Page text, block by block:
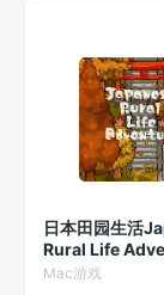
日本田园生活
Rural Life
Mac版 乡村探险
Mac游戏